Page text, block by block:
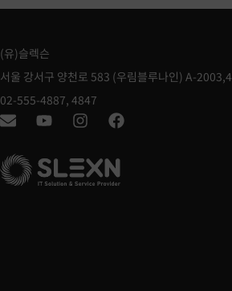
(유)슬렉슨
서울 강서구 양천로 583 (우림블루나인) A-2003,4
02-555-4887, 4847